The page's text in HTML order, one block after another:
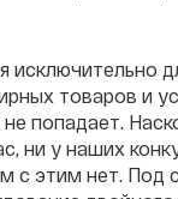
исключительно
товаров и
попадает.
ни у наших
с этим нет. Под